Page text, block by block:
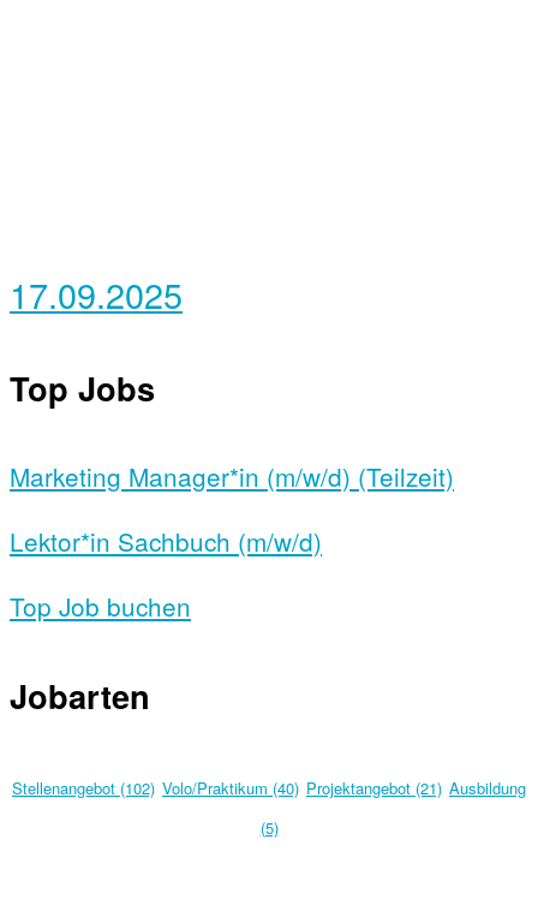
17.09.2025
Top Jobs
Marketing Manager*in (m/w/d) (Teilzeit)
Lektor*in Sachbuch (m/w/d)
Top Job buchen
Jobarten
Stellenangebot (102) Volo/Praktikum (40) Projektangebot (21) Ausbildung
(5)